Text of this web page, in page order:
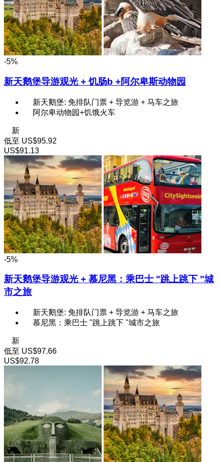
-5%
新天鹅堡导游观光 + 饥肠b +阿尔卑斯动物园
新天鹅堡: 免排队门票 + 导览游 + 马车之旅
阿尔卑动物园+饥饿火车
新
低至 US$95.92
US$91.13
-5%
新天鹅堡导游观光 + 慕尼黑：乘巴士 "跳上跳下 "城
市之旅
新天鹅堡: 免排队门票 + 导览游 + 马车之旅
慕尼黑：乘巴士 "跳上跳下 "城市之旅
新
低至 US$97.66
US$92.78